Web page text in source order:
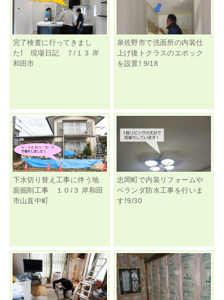
完了検査に行ってきまし
た！ 現場日記 ７/１３ 岸
和田市
泉佐野市で洗面所の内装仕
上げ後トクラスのエポック
を設置！ 9/18
下水切り替え工事に伴う地
面掘削工事 １０/３ 岸和田
市山直中町
忠岡町で内装リフォームや
ベランダ防水工事を行いま
す！9/30